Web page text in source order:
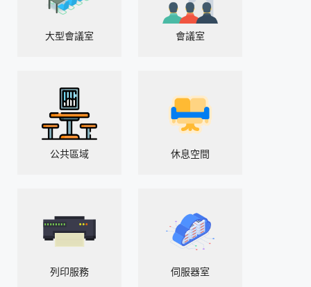
大型會議室 會議室
公共區域 休息空間
列印服務 伺服器室